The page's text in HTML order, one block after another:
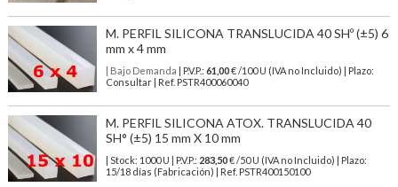
M. PERFIL SILICONA TRANSLUCIDA 40 SHº (±5) 6
mm x 4 mm
| Bajo Demanda | P.V.P.: 61,00€ /100 U (IVA no Incluido) | Plazo:
Consultar | Ref. PSTR400060040
M. PERFIL SILICONA ATOX. TRANSLUCIDA 40
SH° (±5) 15 mm X 10 mm
| Stock: 1000 U | P.V.P.: 283,50€/50 U (IVA no Incluido)
| Plazo:
15/18 días (Fabricación) | Ref. PSTR400150100